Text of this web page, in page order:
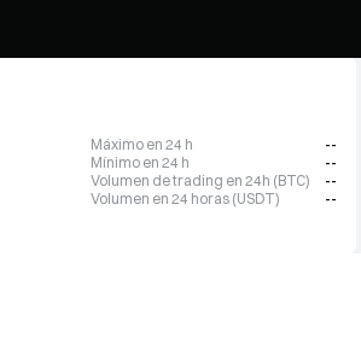
Máximo en 24 h
--
Mínimo en 24 h
--
Volumen de trading en 24h (BTC)
--
Volumen en 24 horas (USDT)
--